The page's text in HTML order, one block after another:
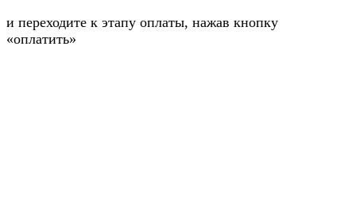
и переходите к этапу оплаты, нажав кнопку
«оплатить»